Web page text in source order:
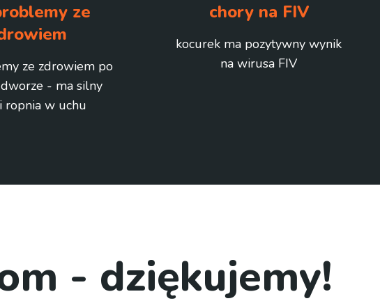
ze
ze zdrowiem po
- ma silny
ropnia w uchu
chory na FIV
kocurek ma pozytywny wynik
na wirusa FIV
- dziękujemy!